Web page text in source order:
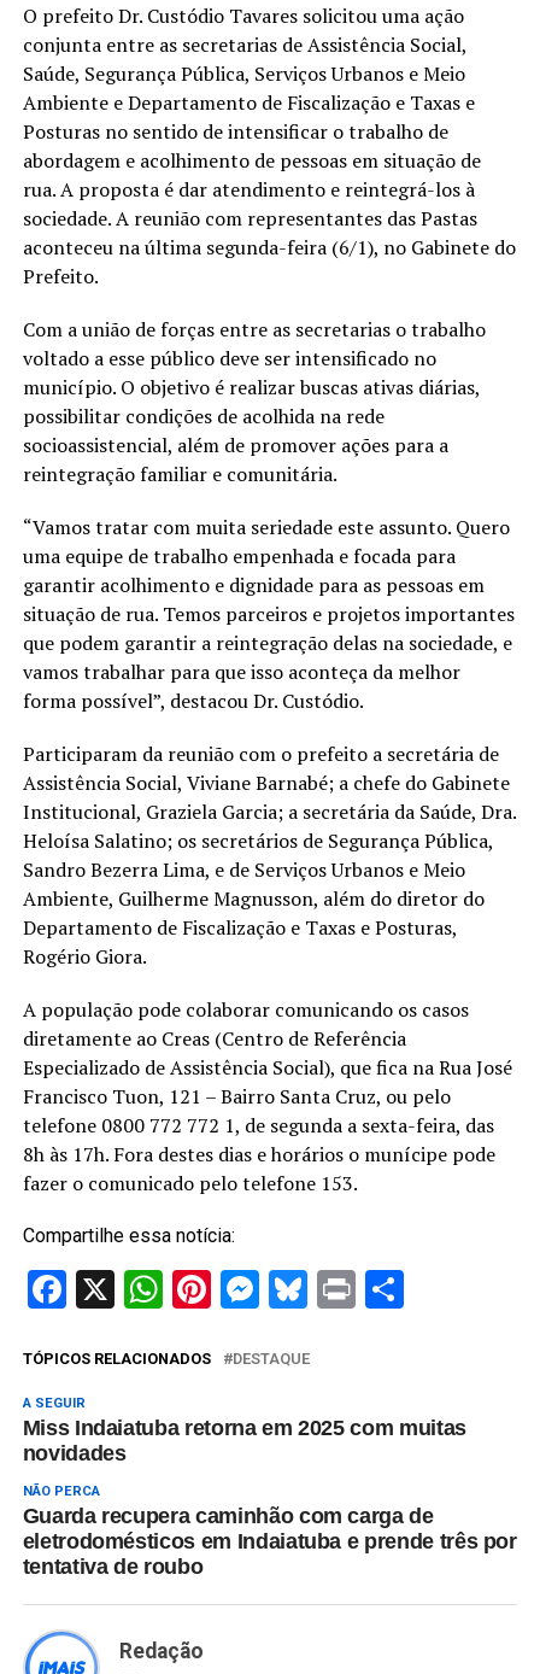
O prefeito Dr. Custódio Tavares solicitou uma ação
conjunta entre as secretarias de Assistência Social,
Saúde, Segurança Pública, Serviços Urbanos e Meio
Ambiente e Departamento de Fiscalização e Taxas e
Posturas no sentido de intensificar o trabalho de
abordagem e acolhimento de pessoas em situação de
rua. A proposta é dar atendimento e reintegrá-los à
sociedade. A reunião com representantes das Pastas
aconteceu na última segunda-feira (6/1), no Gabinete do
Prefeito.
Com a união de forças entre as secretarias o trabalho
voltado a esse público deve ser intensificado no
município. O objetivo é realizar buscas ativas diárias,
possibilitar condições de acolhida na rede
socioassistencial, além de promover ações para a
reintegração familiar e comunitária.
“Vamos tratar com muita seriedade este assunto. Quero
uma equipe de trabalho empenhada e focada para
garantir acolhimento e dignidade para as pessoas em
situação de rua. Temos parceiros e projetos importantes
que podem garantir a reintegração delas na sociedade, e
vamos trabalhar para que isso aconteça da melhor
forma possível”, destacou Dr. Custódio.
Participaram da reunião com o prefeito a secretária de
Assistência Social, Viviane Barnabé; a chefe do Gabinete
Institucional, Graziela Garcia; a secretária da Saúde, Dra.
Heloísa Salatino; os secretários de Segurança Pública,
Sandro Bezerra Lima, e de Serviços Urbanos e Meio
Ambiente, Guilherme Magnusson, além do diretor do
Departamento de Fiscalização e Taxas e Posturas,
Rogério Giora.
A população pode colaborar comunicando os casos
diretamente ao Creas (Centro de Referência
Especializado de Assistência Social), que fica na Rua José
Francisco Tuon, 121 – Bairro Santa Cruz, ou pelo
telefone 0800 772 772 1, de segunda a sexta-feira, das
8h às 17h. Fora destes dias e horários o munícipe pode
fazer o comunicado pelo telefone 153.
Compartilhe essa notícia:
Facebook
X WhatsApp
Pinterest
Messenger
Bluesky
PrintShare
TÓPICOS RELACIONADOS DESTAQUE
A SEGUIR
Miss Indaiatuba retorna em 2025 com muitas
novidades
NÃO PERCA
Guarda recupera caminhão com carga de
eletrodomésticos em Indaiatuba e prende três por
tentativa de roubo
Redação